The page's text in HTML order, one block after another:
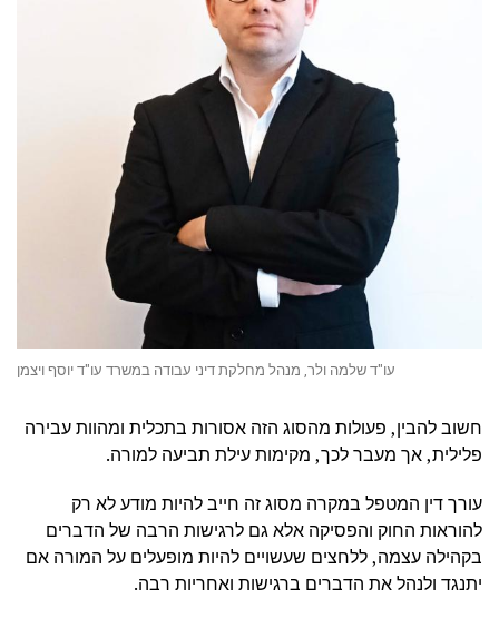
עו"ד שלמה ולר, מנהל מחלקת דיני עבודה במשרד עו"ד יוסף ויצמן
חשוב להבין, פעולות מהסוג הזה אסורות בתכלית ומהוות עבירה
פלילית, אך מעבר לכך, מקימות עילת תביעה למורה.
עורך דין המטפל במקרה מסוג זה חייב להיות מודע לא רק
להוראות החוק והפסיקה אלא גם לרגישות הרבה של הדברים
בקהילה עצמה, ללחצים שעשויים להיות מופעלים על המורה אם
יתנגד ולנהל את הדברים ברגישות ואחריות רבה.